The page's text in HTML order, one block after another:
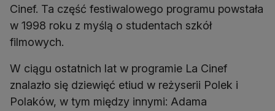
Cinef. Ta część festiwalowego programu powstała
w 1998 roku z myślą o studentach szkół
filmowych.
W ciągu ostatnich lat w programie La Cinef
znalazło się dziewięć etiud w reżyserii Polek i
Polaków, w tym między innymi: Adama